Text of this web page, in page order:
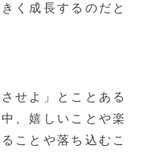
く成長するのだと
せよ」とことある
、嬉しいことや楽
ことや落ち込むこ